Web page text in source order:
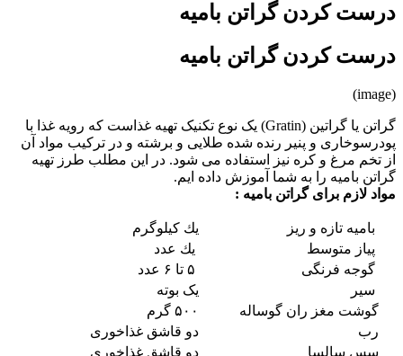
درست کردن گراتن بامیه
درست کردن گراتن بامیه
(image)
گراتن یا گراتین (Gratin) یک نوع تکنیک تهیه غذاست که رویه غذا با
پودرسوخاری و پنیر رنده شده طلایی و برشته و در ترکیب مواد آن
از تخم مرغ و کره نیز استفاده می شود. در این مطلب طرز تهیه
گراتن بامیه را به شما آموزش داده ایم.
مواد لازم برای گراتن بامیه :
بامیه تازه و ریز
یك كیلوگرم
پیاز متوسط
یك عدد
گوجه فرنگی
سیر
یک بوته
گوشت مغز ران گوساله
۵۰۰ گرم
رب
دو قاشق غذاخوری
سس سالسا
دو قاشق غذاخوری